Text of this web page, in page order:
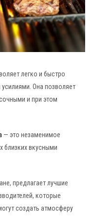
легко и быстро
Она позволяет
и при этом
— это незаменимое
близких вкусными
предлагает лучшие
которые
создать атмосферу